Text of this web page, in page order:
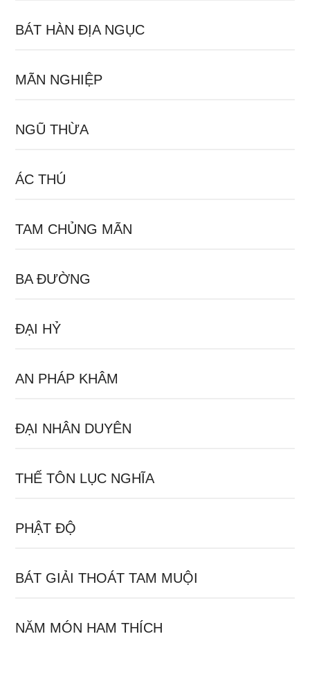
BÁT HÀN ĐỊA NGỤC
MÃN NGHIỆP
NGŨ THỪA
ÁC THÚ
TAM CHỦNG MÃN
BA ĐƯỜNG
ĐẠI HỶ
AN PHÁP KHÂM
ĐẠI NHÂN DUYÊN
THẾ TÔN LỤC NGHĨA
PHẬT ĐỘ
BÁT GIẢI THOÁT TAM MUỘI
NĂM MÓN HAM THÍCH